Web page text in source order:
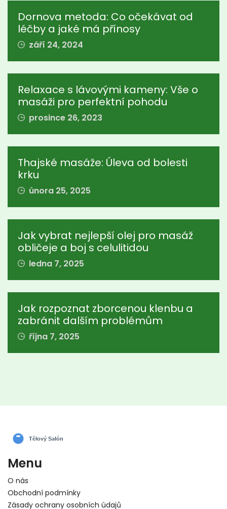
Dornova metoda: Co očekávat od
léčby a jaké má přínosy
září 24, 2024
Relaxace s lávovými kameny: Vše o
masáži pro perfektní pohodu
prosince 26, 2023
Thajské masáže: Úleva od bolesti
krku
února 25, 2025
Jak vybrat nejlepší olej pro masáž
obličeje a boj s celulitidou
ledna 7, 2025
Jak rozpoznat zborcenou klenbu a
zabránit dalším problémům
října 7, 2025
Menu
O nás
Obchodní podmínky
Zásady ochrany osobních údajů